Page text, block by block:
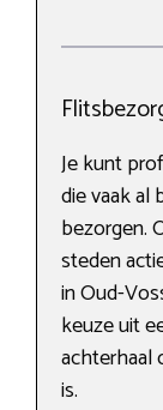
Je kunt
die vaak al
bezorgen.
steden
in Oud-
keuze uit
achterhaal
is.